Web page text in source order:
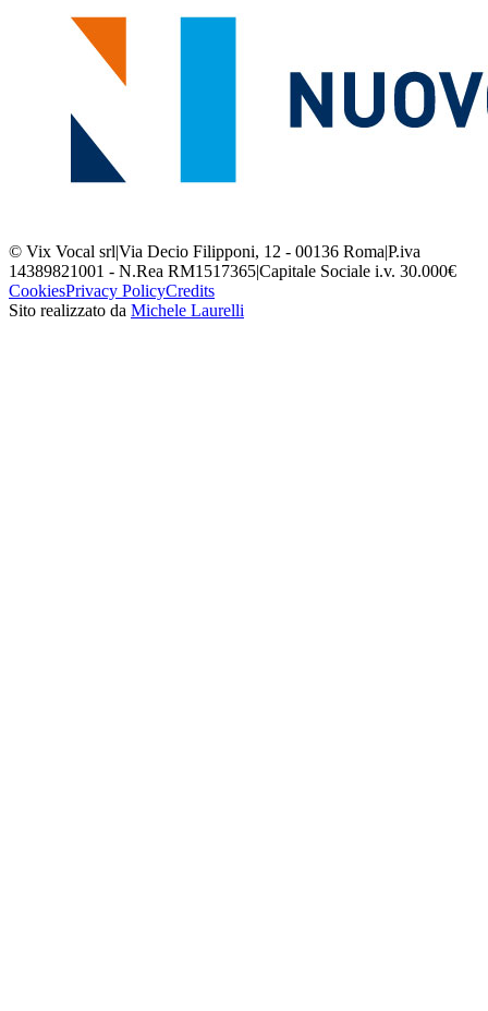
© Vix Vocal srl|Via Decio Filipponi, 12 - 00136 Roma|P.iva
14389821001 - N.Rea RM1517365|Capitale Sociale i.v. 30.000€
CookiesPrivacy PolicyCredits
Sito realizzato da Michele Laurelli